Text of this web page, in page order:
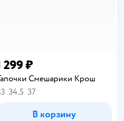
299 ₽
Смешарики Крош
34.5 37
В корзину